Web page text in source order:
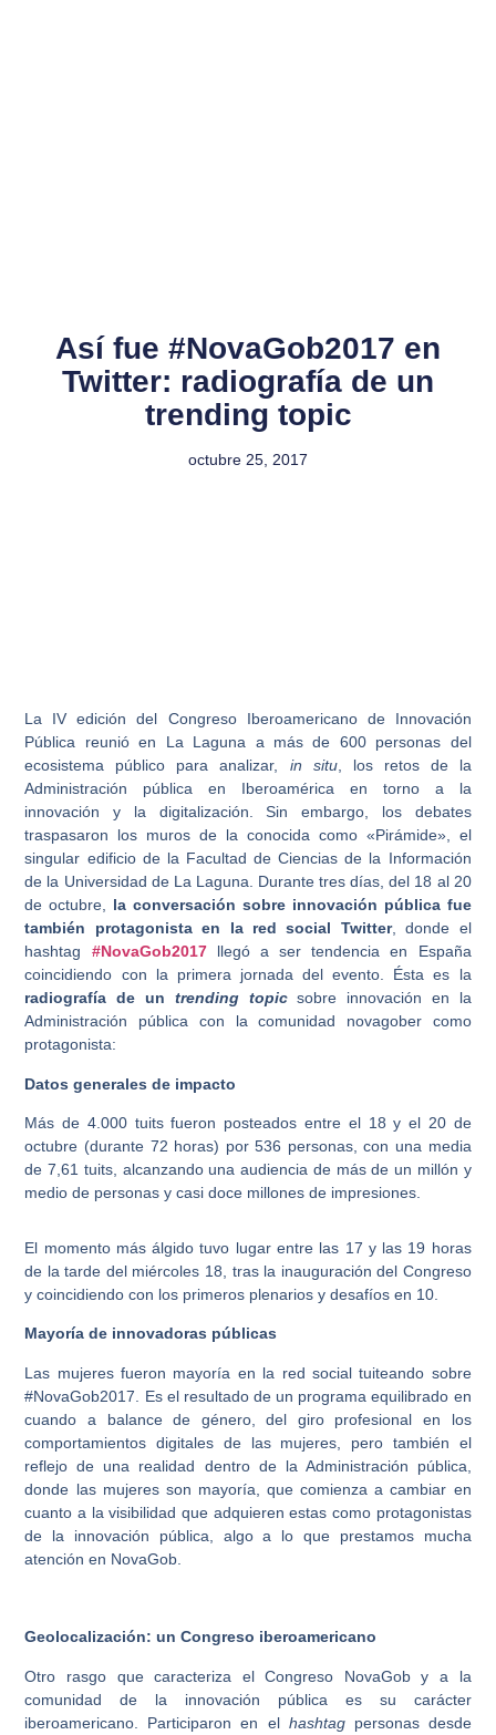
Así fue #NovaGob2017 en
Twitter: radiografía de un
trending topic
octubre 25, 2017
La IV edición del Congreso Iberoamericano de Innovación
Pública reunió en La Laguna a más de 600 personas del
ecosistema público para analizar, in situ, los retos de la
Administración pública en Iberoamérica en torno a la
innovación y la digitalización. Sin embargo, los debates
traspasaron los muros de la conocida como «Pirámide», el
singular edificio de la Facultad de Ciencias de la Información
de la Universidad de La Laguna. Durante tres días, del 18 al 20
de octubre, la conversación sobre innovación pública fue
también protagonista en la red social Twitter, donde el
hashtag #NovaGob2017llegó a ser tendencia en España
coincidiendo con la primera jornada del evento. Ésta es la
radiografía de un trending topicsobre innovación en la
Administración pública con la comunidad novagober como
protagonista:
Datos generales de impacto
Más de 4.000 tuits fueron posteados entre el 18 y el 20 de
octubre (durante 72 horas) por 536 personas, con una media
de 7,61 tuits, alcanzando una audiencia de más de un millón y
medio de personas y casi doce millones de impresiones.
El momento más álgido tuvo lugar entre las 17 y las 19 horas
de la tarde del miércoles 18, tras la inauguración del Congreso
y coincidiendo con los primeros plenarios y desafíos en 10.
Mayoría de innovadoras públicas
Las mujeres fueron mayoría en la red social tuiteando sobre
#NovaGob2017. Es el resultado de un programa equilibrado en
cuando a balance de género, del giro profesional en los
comportamientos digitales de las mujeres, pero también el
reflejo de una realidad dentro de la Administración pública,
donde las mujeres son mayoría, que comienza a cambiar en
cuanto a la visibilidad que adquieren estas como protagonistas
de la innovación pública, algo a lo que prestamos mucha
atención en NovaGob.
Geolocalización: un Congreso iberoamericano
Otro rasgo que caracteriza el Congreso NovaGob y a la
comunidad de la innovación pública es su carácter
iberoamericano. Participaron en el hashtagpersonas desde